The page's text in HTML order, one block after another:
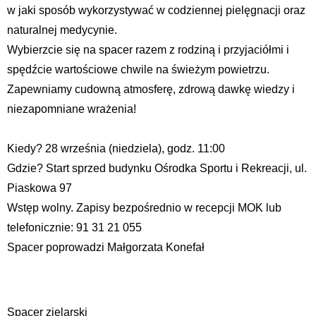
w jaki sposób wykorzystywać w codziennej pielęgnacji oraz
naturalnej medycynie.
Wybierzcie się na spacer razem z rodziną i przyjaciółmi i
spędźcie wartościowe chwile na świeżym powietrzu.
Zapewniamy cudowną atmosferę, zdrową dawkę wiedzy i
niezapomniane wrażenia!
Kiedy? 28 września (niedziela), godz. 11:00
Gdzie? Start sprzed budynku Ośrodka Sportu i Rekreacji, ul.
Piaskowa 97
Wstęp wolny. Zapisy bezpośrednio w recepcji MOK lub
telefonicznie: 91 31 21 055
Spacer poprowadzi Małgorzata Konefał
Spacer zielarski